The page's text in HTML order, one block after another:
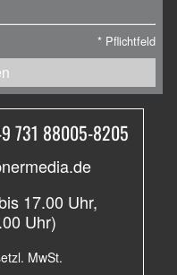
* Pflichtfeld
731 88005-8205
17.00 Uhr,
Uhr)
MwSt.